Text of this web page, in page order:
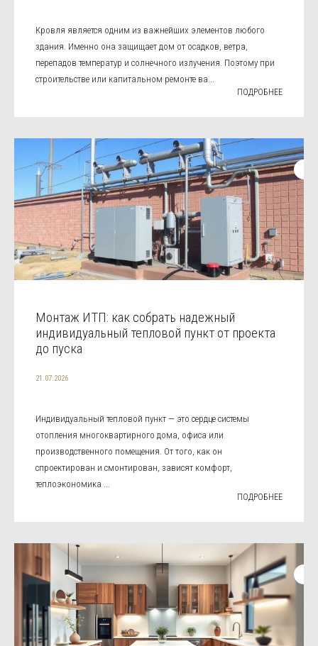
Кровля является одним из важнейших элементов любого
здания. Именно она защищает дом от осадков, ветра,
перепадов температур и солнечного излучения. Поэтому при
строительстве или капитальном ремонте ва...
ПОДРОБНЕЕ
Монтаж ИТП: как собрать надежный
индивидуальный тепловой пункт от проекта
до пуска
21.07.2026
Индивидуальный тепловой пункт — это сердце системы
отопления многоквартирного дома, офиса или
производственного помещения. От того, как он
спроектирован и смонтирован, зависят комфорт,
теплоэкономика ...
ПОДРОБНЕЕ